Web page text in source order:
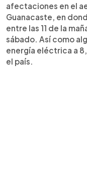
afectaciones en el
Guanacaste, en
entre las 11 de la
sábado. Así como
energía eléctrica a
el país.